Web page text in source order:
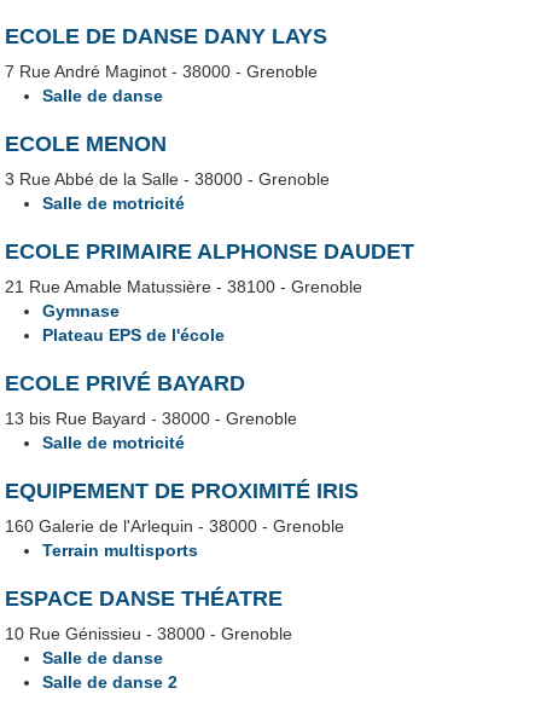
ECOLE DE DANSE DANY LAYS
7 Rue André Maginot - 38000 - Grenoble
Salle de danse
ECOLE MENON
3 Rue Abbé de la Salle - 38000 - Grenoble
Salle de motricité
ECOLE PRIMAIRE ALPHONSE DAUDET
21 Rue Amable Matussière - 38100 - Grenoble
Gymnase
Plateau EPS de l'école
ECOLE PRIVÉ BAYARD
13 bis Rue Bayard - 38000 - Grenoble
Salle de motricité
EQUIPEMENT DE PROXIMITÉ IRIS
160 Galerie de l'Arlequin - 38000 - Grenoble
Terrain multisports
ESPACE DANSE THÉATRE
10 Rue Génissieu - 38000 - Grenoble
Salle de danse
Salle de danse 2